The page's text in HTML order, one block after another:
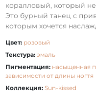
коралловый, который
Это бурный танец с
которым хочется
Цвет: розовый
Текстура: эмаль
Пигментация: насыщенная
зависимости от длины ногтя
Коллекция: Sun-kissed